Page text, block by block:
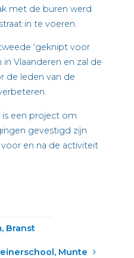
met de buren werd
in te voeren.
‘geknipt voor
Vlaanderen en zal de
de leden van de
is een project om
gevestigd zijn
en na de activiteit
Branst
Munte